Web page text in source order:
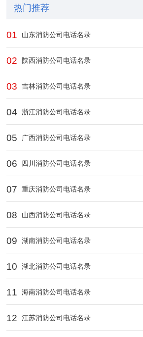
热门推荐
01 山东消防公司电话名录
02 陕西消防公司电话名录
03 吉林消防公司电话名录
04 浙江消防公司电话名录
05 广西消防公司电话名录
06 四川消防公司电话名录
07 重庆消防公司电话名录
08 山西消防公司电话名录
09 湖南消防公司电话名录
10 湖北消防公司电话名录
11 海南消防公司电话名录
12 江苏消防公司电话名录